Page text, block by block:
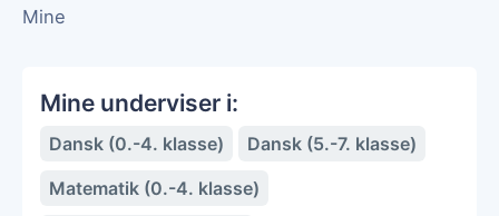
Mine
Mine underviser i:
Dansk (0.-4. klasse)
Dansk (5.-7. klasse)
Matematik (0.-4. klasse)